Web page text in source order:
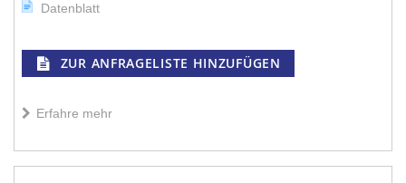
Datenblatt
ZUR ANFRAGELISTE HINZUFÜGEN
Erfahre mehr